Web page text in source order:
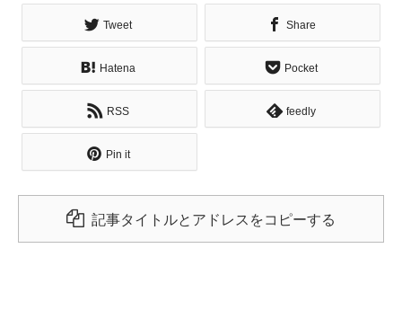
Tweet Share
Hatena Pocket
RSS feedly
Pin it
記事タイトルとアドレスをコピーする